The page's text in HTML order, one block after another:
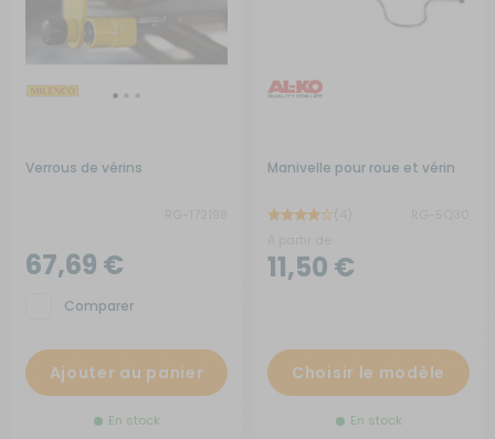
Verrous de vérins
67,69 €
Comparer
Ajouter au panier
En stock
Manivelle pour roue et vérin
11,50 €
Choisir le modèle
En stock